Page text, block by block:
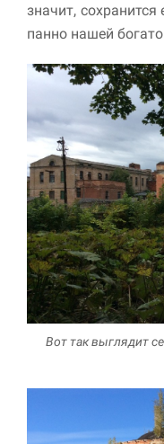
значит,
панно нашей
Вот так выглядит